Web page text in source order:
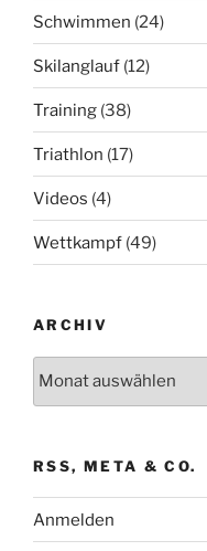
Schwimmen (24)
Skilanglauf (12)
Training (38)
Triathlon (17)
Videos (4)
Wettkampf (49)
ARCHIV
RSS, META & CO.
Anmelden